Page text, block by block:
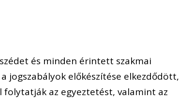
és minden érintett szakmai
jogszabályok előkészítése elkezdődött,
az egyeztetést, valamint az